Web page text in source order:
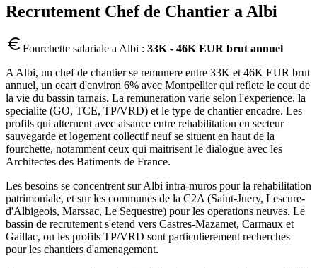
Recrutement Chef de Chantier a Albi
Fourchette salariale a Albi : 33K - 46K EUR brut annuel
A Albi, un chef de chantier se remunere entre 33K et 46K EUR brut
annuel, un ecart d'environ 6% avec Montpellier qui reflete le cout de
la vie du bassin tarnais. La remuneration varie selon l'experience, la
specialite (GO, TCE, TP/VRD) et le type de chantier encadre. Les
profils qui alternent avec aisance entre rehabilitation en secteur
sauvegarde et logement collectif neuf se situent en haut de la
fourchette, notamment ceux qui maitrisent le dialogue avec les
Architectes des Batiments de France.
Les besoins se concentrent sur Albi intra-muros pour la rehabilitation
patrimoniale, et sur les communes de la C2A (Saint-Juery, Lescure-
d'Albigeois, Marssac, Le Sequestre) pour les operations neuves. Le
bassin de recrutement s'etend vers Castres-Mazamet, Carmaux et
Gaillac, ou les profils TP/VRD sont particulierement recherches
pour les chantiers d'amenagement.